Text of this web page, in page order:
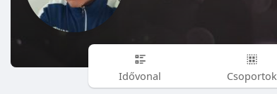
Idővonal Csoportok